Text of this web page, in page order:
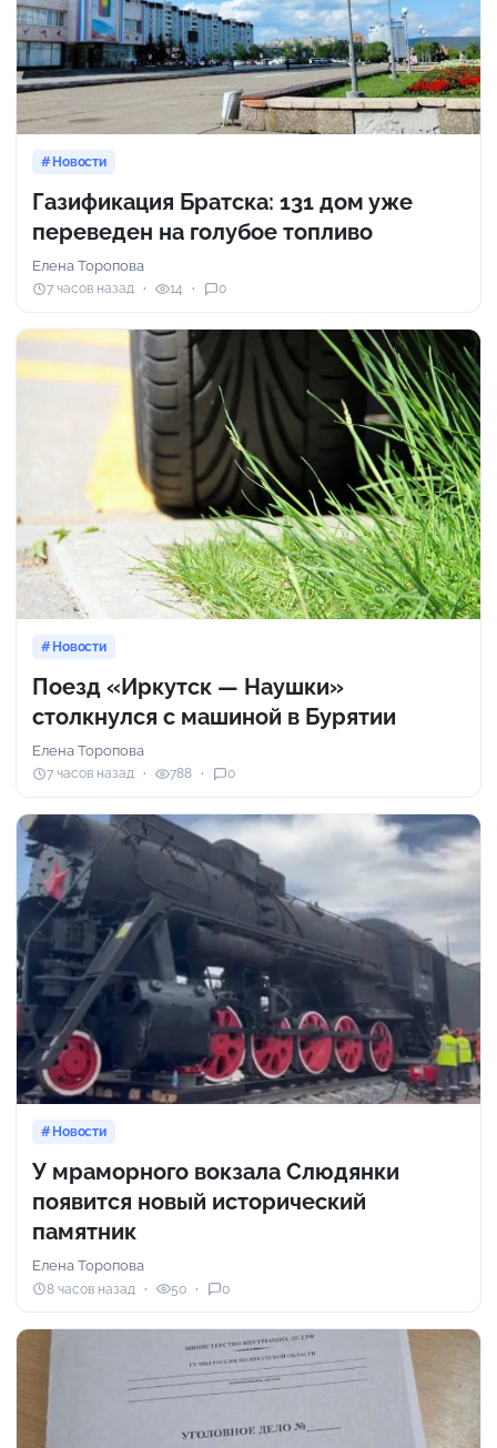
Новости
Газификация Братска: 131 дом уже
переведен на голубое топливо
Елена Торопова
7 часов назад 14 0
Новости
Поезд «Иркутск — Наушки»
столкнулся с машиной в Бурятии
Елена Торопова
7 часов назад 788 0
Новости
У мраморного вокзала Слюдянки
появится новый исторический
памятник
Елена Торопова
8 часов назад 50 0